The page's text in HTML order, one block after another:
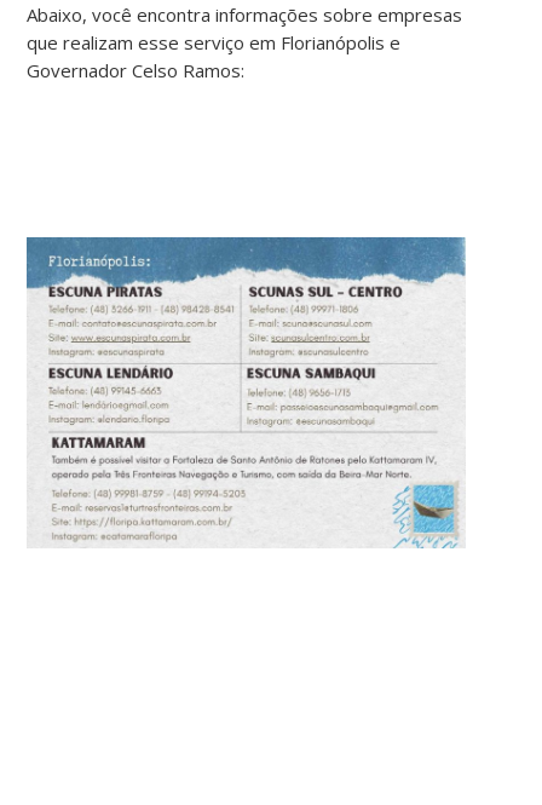
Abaixo, você encontra informações sobre empresas
que realizam esse serviço em Florianópolis e
Governador Celso Ramos: